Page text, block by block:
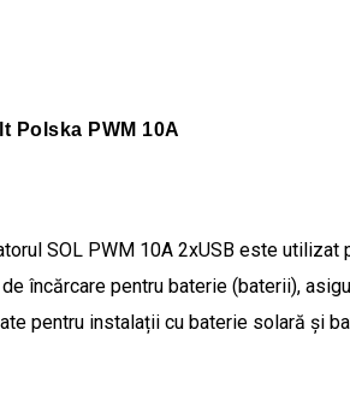
Polska PWM 10A
SOL PWM 10A 2xUSB este
încărcare pentru baterie (baterii),
pentru instalații cu baterie solară și